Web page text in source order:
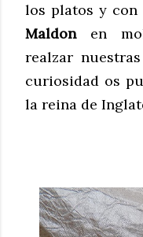
los platos y con
Maldonen
realzar
curiosidad os
la reina de